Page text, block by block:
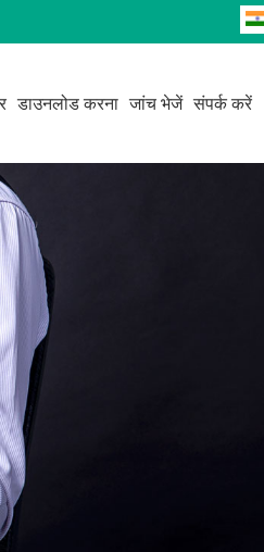
डाउनलोड करना जांच भेजें संपर्क करें